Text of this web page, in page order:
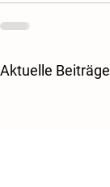
Aktuelle Beiträge